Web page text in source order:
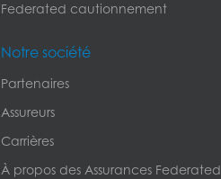
Federated cautionnement
Notre société
Partenaires
Assureurs
Carrières
À propos des Assurances Federated